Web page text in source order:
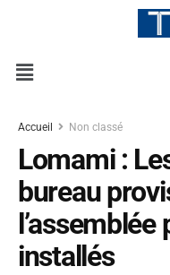
Accueil Non classé
Lomami :
bureau
installés